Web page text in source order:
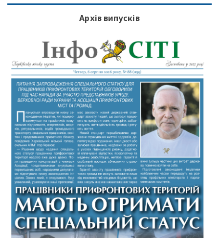
Архів випусків